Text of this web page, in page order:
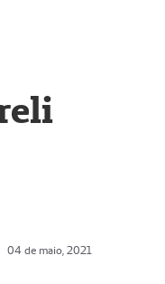
04 de maio, 2021